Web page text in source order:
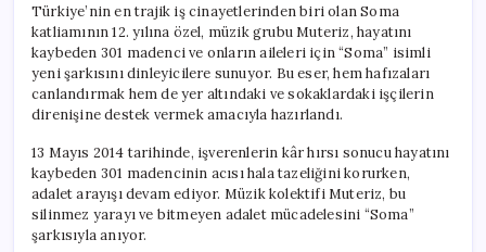
Muteriz’in
Yeni
Eseri
için
Türkiye’nin en trajik iş cinayetlerinden biri olan Soma
katliamının 12. yılına özel, müzik grubu Muteriz, hayatını
kaybeden 301 madenci ve onların aileleri için “Soma” isimli
yeni şarkısını dinleyicilere sunuyor. Bu eser, hem hafızaları
canlandırmak hem de yer altındaki ve sokaklardaki işçilerin
direnişine destek vermek amacıyla hazırlandı.
13 Mayıs 2014 tarihinde, işverenlerin kâr hırsı sonucu hayatını
kaybeden 301 madencinin acısı hala tazeliğini korurken,
adalet arayışı devam ediyor. Müzik kolektifi Muteriz, bu
silinmez yarayı ve bitmeyen adalet mücadelesini “Soma”
şarkısıyla anıyor.